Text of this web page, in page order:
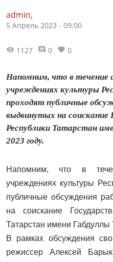
admin,
5 Апрель 2023 - 09:00
1127 0 0
Напомним, что в течение
учреждениях культуры
проходят публичные
выдвинутых на соискание
Республики Татарстан
2023 году.
Напомним, что в
учреждениях культуры
публичные обсуждения
на соискание
Татарстан имени Габдуллы
В рамках обсуждения
режиссер Алексей